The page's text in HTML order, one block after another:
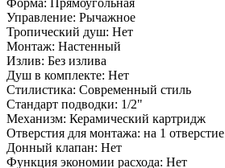
Управление: Рычажное
Тропический душ: Нет
Монтаж: Настенный
Излив: Без излива
Душ в комплекте: Нет
Стилистика: Современный стиль
Стандарт подводки: 1/2"
Механизм: Керамический картридж
Отверстия для монтажа: на 1 отверстие
Донный клапан: Нет
Функция экономии расхода: Нет